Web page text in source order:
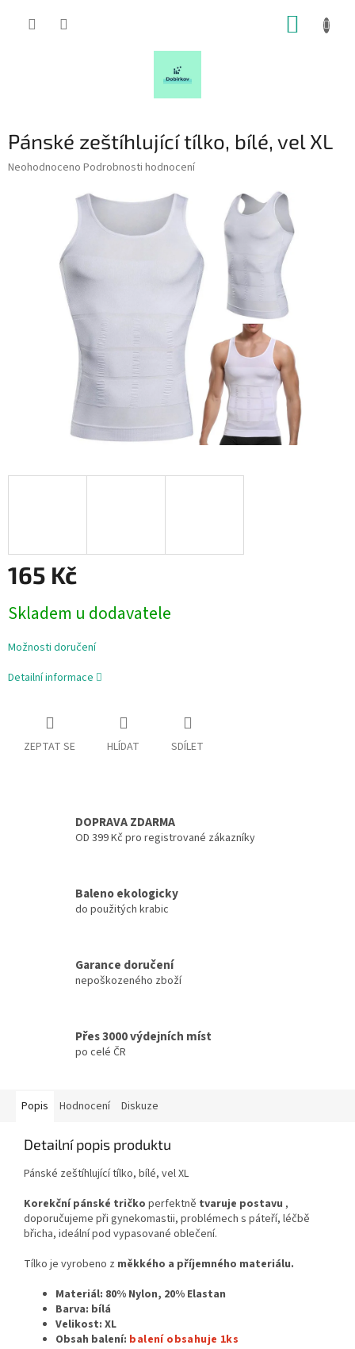
Pánské zeštíhlující tílko, bílé, vel XL
Průměrné
Neohodnoceno Podrobnosti hodnocení
165 Kč
cena:
Skladem u dodavatele
Možnosti doručení
Detailní informace
ZEPTAT SE HLÍDAT SDÍLET
DOPRAVA ZDARMA
OD 399 Kč pro registrované zákazníky
Baleno ekologicky
do použitých krabic
Garance doručení
nepoškozeného zboží
Přes 3000 výdejních míst
po celé ČR
Popis Hodnocení Diskuze
Detailní popis produktu
Pánské zeštíhlující tílko, bílé, vel XL
Korekční pánské tričko perfektně tvaruje postavu ,
doporučujeme při gynekomastii, problémech s páteří, léčbě
břicha, ideální pod vypasované oblečení.
Tílko je vyrobeno z měkkého a příjemného materiálu.
Materiál: 80% Nylon, 20% Elastan
Barva: bílá
Velikost: XL
Obsah balení: balení obsahuje 1ks